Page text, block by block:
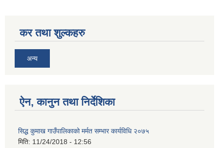
कर तथा शुल्कहरु
अन्य
ऐन, कानुन तथा निर्देशिका
सिद्ध कुमाख गाउँपालिकाको मर्मत सम्भार कार्यविधि २०७५
मिति: 11/24/2018 - 12:56